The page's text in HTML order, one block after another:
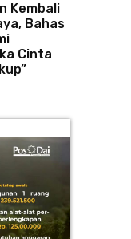
Kembali
Bahas
Cinta